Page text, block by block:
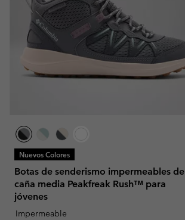
Nuevos Colores
Botas de senderismo impermeables de
caña media Peakfreak Rush™ para
jóvenes
Impermeable